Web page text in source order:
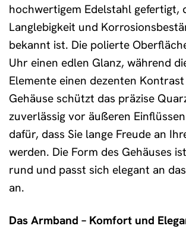
hochwertigem Edelstahl gefertigt,
Langlebigkeit und
bekannt ist. Die polierte
Uhr einen edlen Glanz, während
Elemente einen dezenten
Gehäuse schützt das präzise
zuverlässig vor äußeren
dafür, dass Sie lange Freude an
werden. Die Form des Gehäuses
rund und passt sich elegant an
an.
Das Armband – Komfort und